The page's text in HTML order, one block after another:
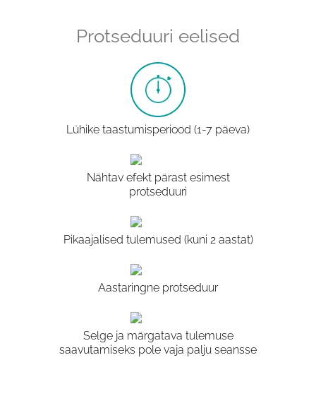
Protseduuri eelised
Lühike taastumisperiood (1-7 päeva)
Nähtav efekt pärast esimest
protseduuri
Pikaajalised tulemused (kuni 2 aastat)
Aastaringne protseduur
Selge ja märgatava tulemuse
saavutamiseks pole vaja palju seansse